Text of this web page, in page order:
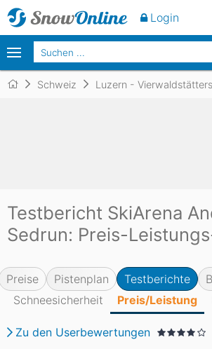
Schweiz Luzern -
Testbericht SkiArena
Sedrun: Preis-
Preise Pistenplan Testberichte
Schneesicherheit
Preis/Leistung
Zu den Userbewertungen
Login